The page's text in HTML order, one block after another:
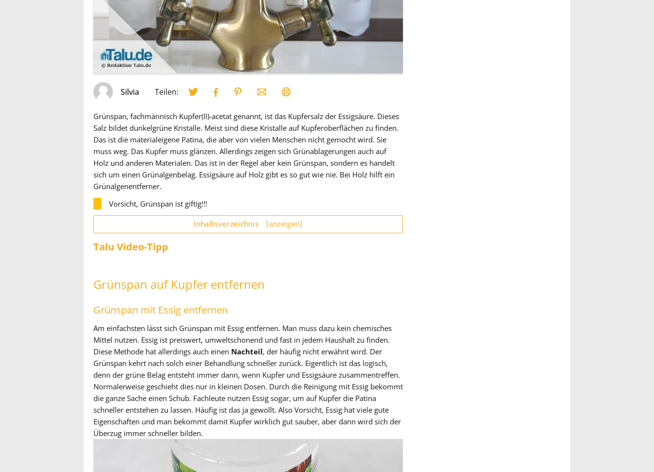
Silvia Teilen:
Grünspan, fachmännisch Kupfer(II)-acetat genannt, ist das Kupfersalz der Essigsäure. Dieses
Salz bildet dunkelgrüne Kristalle. Meist sind diese Kristalle auf Kupferoberflächen zu finden.
Das ist die materialeigene Patina, die aber von vielen Menschen nicht gemocht wird. Sie
muss weg. Das Kupfer muss glänzen. Allerdings zeigen sich Grünablagerungen auch auf
Holz und anderen Materialen. Das ist in der Regel aber kein Grünspan, sondern es handelt
sich um einen Grünalgenbelag. Essigsäure auf Holz gibt es so gut wie nie. Bei Holz hilft ein
Grünalgenentferner.
Vorsicht, Grünspan ist giftig!!!
Inhaltsverzeichnis [anzeigen]
Talu Video-Tipp
Grünspan auf Kupfer entfernen
Grünspan mit Essig entfernen
Am einfachsten lässt sich Grünspan mit Essig entfernen. Man muss dazu kein chemisches
Mittel nutzen. Essig ist preiswert, umweltschonend und fast in jedem Haushalt zu finden.
Diese Methode hat allerdings auch einen Nachteil, der häufig nicht erwähnt wird. Der
Grünspan kehrt nach solch einer Behandlung schneller zurück. Eigentlich ist das logisch,
denn der grüne Belag entsteht immer dann, wenn Kupfer und Essigsäure zusammentreffen.
Normalerweise geschieht dies nur in kleinen Dosen. Durch die Reinigung mit Essig bekommt
die ganze Sache einen Schub. Fachleute nutzen Essig sogar, um auf Kupfer die Patina
schneller entstehen zu lassen. Häufig ist das ja gewollt. Also Vorsicht, Essig hat viele gute
Eigenschaften und man bekommt damit Kupfer wirklich gut sauber, aber dann wird sich der
Überzug immer schneller bilden.